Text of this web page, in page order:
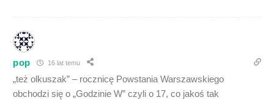
pop 16 lat temu
„też olkuszak” – rocznicę Powstania Warszawskiego
obchodzi się o „Godzinie W” czyli o 17, co jakoś tak